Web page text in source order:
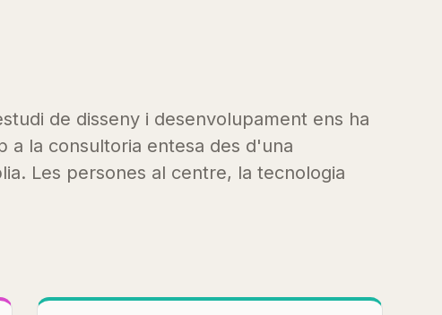
de disseny i desenvolupament ens ha
a la consultoria entesa des d'una
Les persones al centre, la tecnologia